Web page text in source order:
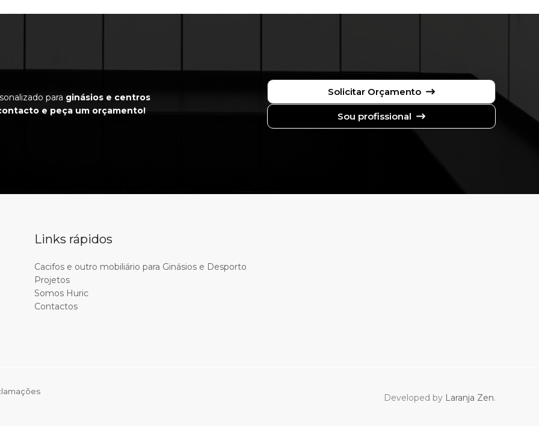
para ginásios e centros
e peça um orçamento!
Solicitar Orçamento
Sou profissional
Links rápidos
Cacifos e outro mobiliário para Ginásios e Desporto
Projetos
Somos Huric
Contactos
Developed by Laranja Zen.